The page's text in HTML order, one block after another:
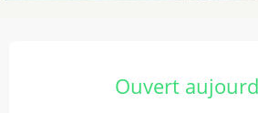
Ouvert